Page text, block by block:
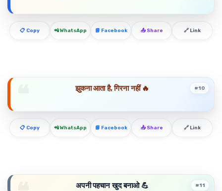
📋 Copy 📲 WhatsApp 📘 Facebook 📤 Share 🔗 Link
झुकना आता है, गिरना नहीं 🔥 #10
📋 Copy 📲 WhatsApp 📘 Facebook 📤 Share 🔗 Link
अपनी पहचान खुद बनाओ 💪 #11